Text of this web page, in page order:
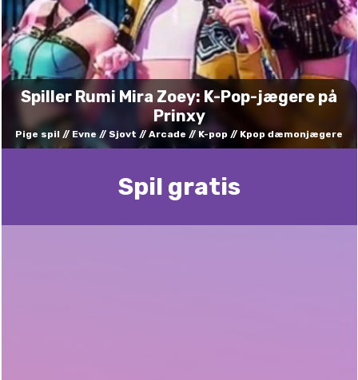
Spiller Rumi Mira Zoey: K-Pop-jægere på
Prinxy
Pige spil Evne Sjovt Arcade K-pop Kpop dæmonjægere
Spil gratis